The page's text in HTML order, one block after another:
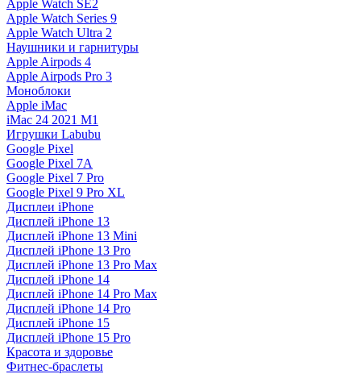
Apple Watch SE2
Apple Watch Series 9
Apple Watch Ultra 2
Наушники и гарнитуры
Apple Airpods 4
Apple Airpods Pro 3
Моноблоки
Apple iMac
iMac 24 2021 M1
Игрушки Labubu
Google Pixel
Google Pixel 7А
Google Pixel 7 Pro
Google Pixel 9 Pro XL
Дисплеи iPhone
Дисплей iPhone 13
Дисплей iPhone 13 Mini
Дисплей iPhone 13 Pro
Дисплей iPhone 13 Pro Max
Дисплей iPhone 14
Дисплей iPhone 14 Pro Max
Дисплей iPhone 14 Pro
Дисплей iPhone 15
Дисплей iPhone 15 Pro
Красота и здоровье
Фитнес-браслеты